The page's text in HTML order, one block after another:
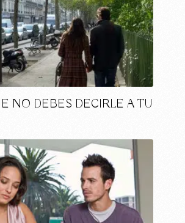
NO DEBES DECIRLE A TU